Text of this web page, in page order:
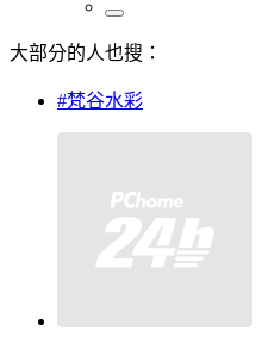
大部分的人也搜：
#梵谷水彩